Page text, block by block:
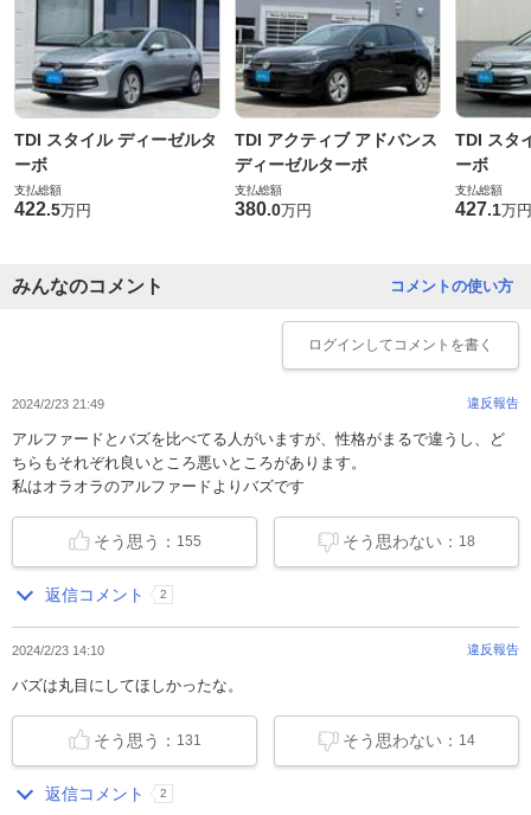
TDI スタイル ディーゼルタ
ーボ
支払総額
422.5万円
TDI アクティブ アドバンス
ディーゼルターボ
支払総額
380.0万円
TDI スタ
ーボ
支払総額
427.1万円
コメントの使い方
みんなのコメント
ログイン してコメントを書く
2024/2/23 21:49 違反報告
アルファードとバズを比べてる人がいますが、性格がまるで違うし、ど
ちらもそれぞれ良いところ悪いところがあります。
私はオラオラのアルファードよりバズです
そう思わない： 18
そう思う： 155
返信コメント 2
2024/2/23 14:10 違反報告
バズは丸目にしてほしかったな。
そう思わない： 14
そう思う： 131
返信コメント 2